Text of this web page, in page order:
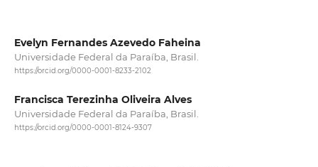
Evelyn Fernandes Azevedo Faheina
Universidade Federal da Paraíba, Brasil.
https://orcid.org/0000-0001-8233-2102
Francisca Terezinha Oliveira Alves
Universidade Federal da Paraíba, Brasil.
https://orcid.org/0000-0001-8124-9307